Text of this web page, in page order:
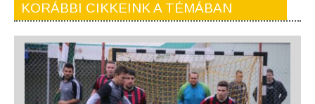
KORÁBBI CIKKEINK A TÉMÁBAN